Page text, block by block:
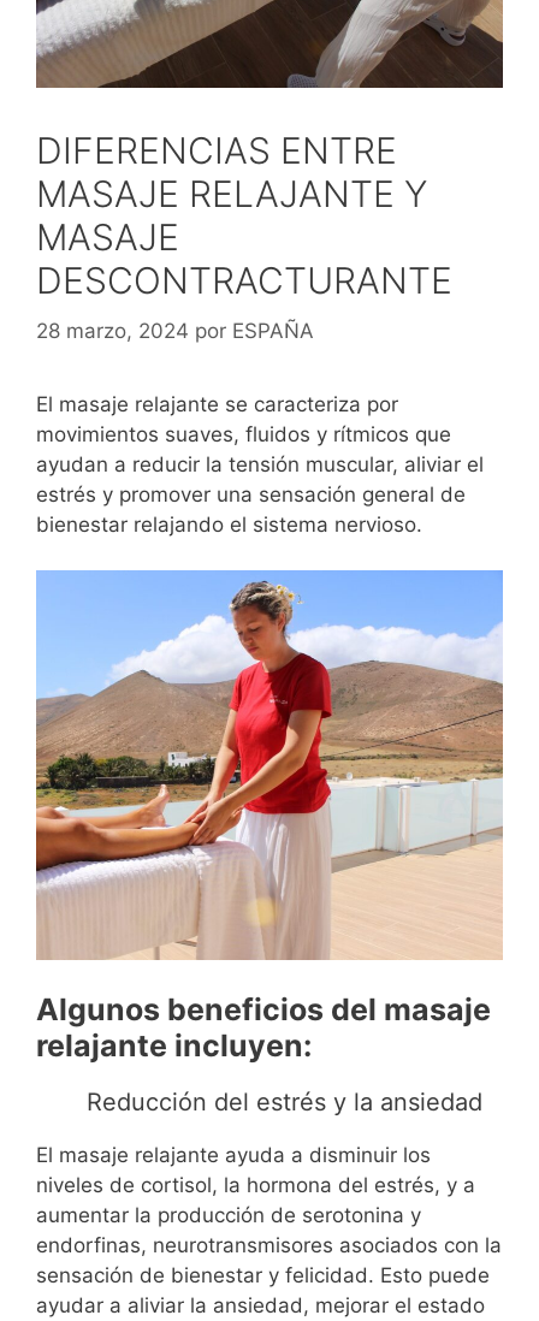
DIFERENCIAS ENTRE
MASAJE RELAJANTE Y
MASAJE
DESCONTRACTURANTE
28 marzo, 2024 por ESPAÑA
El masaje relajante se caracteriza por
movimientos suaves, fluidos y rítmicos que
ayudan a reducir la tensión muscular, aliviar el
estrés y promover una sensación general de
bienestar relajando el sistema nervioso.
Algunos beneficios del masaje
relajante incluyen:
Reducción del estrés y la ansiedad
El masaje relajante ayuda a disminuir los
niveles de cortisol, la hormona del estrés, y a
aumentar la producción de serotonina y
endorfinas, neurotransmisores asociados con la
sensación de bienestar y felicidad. Esto puede
ayudar a aliviar la ansiedad, mejorar el estado